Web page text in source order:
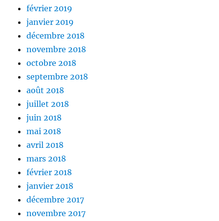
février 2019
janvier 2019
décembre 2018
novembre 2018
octobre 2018
septembre 2018
août 2018
juillet 2018
juin 2018
mai 2018
avril 2018
mars 2018
février 2018
janvier 2018
décembre 2017
novembre 2017